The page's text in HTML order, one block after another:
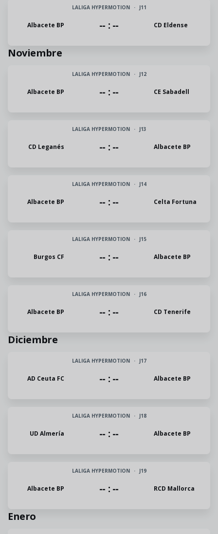
LALIGA HYPERMOTION · J11
Albacete BP -- : -- CD Eldense
Noviembre
LALIGA HYPERMOTION · J12
Albacete BP -- : -- CE Sabadell
LALIGA HYPERMOTION · J13
CD Leganés -- : -- Albacete BP
LALIGA HYPERMOTION · J14
Albacete BP -- : -- Celta Fortuna
LALIGA HYPERMOTION · J15
Burgos CF -- : -- Albacete BP
LALIGA HYPERMOTION · J16
Albacete BP -- : -- CD Tenerife
Diciembre
LALIGA HYPERMOTION · J17
AD Ceuta FC -- : -- Albacete BP
LALIGA HYPERMOTION · J18
UD Almería -- : -- Albacete BP
LALIGA HYPERMOTION · J19
Albacete BP -- : -- RCD Mallorca
Enero